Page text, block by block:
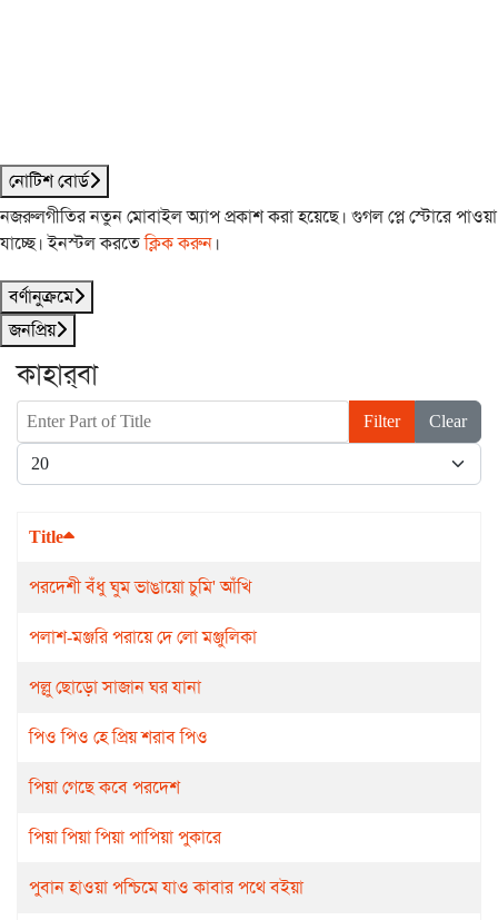
নোটিশ বোর্ড
নজরুলগীতির নতুন মোবাইল অ্যাপ প্রকাশ করা হয়েছে। গুগল প্লে স্টোরে পাওয়া
যাচ্ছে। ইনস্টল করতেক্লিক করুন।
বর্ণানুক্রমে
জনপ্রিয়
কাহার্‌বা
Enter Part of Title Filter
Clear
Display #
Title
পরদেশী বঁধু ঘুম ভাঙায়ো চুমি' আঁখি
পলাশ-মঞ্জরি পরায়ে দে লো মঞ্জুলিকা
পল্লু ছোড়ো সাজান ঘর যানা
পিও পিও হে প্রিয় শরাব পিও
পিয়া গেছে কবে পরদেশ
পিয়া পিয়া পিয়া পাপিয়া পুকারে
পুবান হাওয়া পশ্চিমে যাও কাবার পথে বইয়া